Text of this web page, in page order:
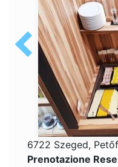
6722 Szeged,
Prenotazione